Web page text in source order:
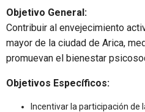
Objetivo General:
Contribuir al envejecimiento
mayor de la ciudad de Arica,
promuevan el bienestar
Objetivos Específicos:
Incentivar la participación de